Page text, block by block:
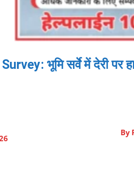
भूमि सर्वे में देरी पर
By